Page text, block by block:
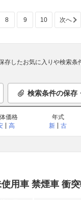
8 9 10 次へ
したお気に入りや検索条
検索条件の保存
価格
高
年式
新
古
用車 禁煙車 衝